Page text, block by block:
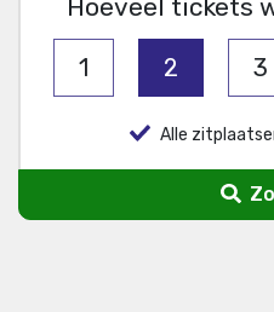
Hoeveel tickets
1 2 3
Alle